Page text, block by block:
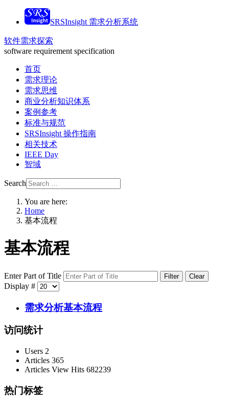
SRSInsight 需求分析系统
软件需求探索
software requirement specification
首页
需求理论
需求思维
商业分析知识体系
案例参考
标准与规范
SRSInsight 操作指南
相关技术
IEEE Day
智域
Search
You are here:
Home
基本流程
基本流程
Enter Part of Title Filter Clear
Display #
需求分析基本流程
访问统计
Users 2
Articles 365
Articles View Hits 682239
热门标签